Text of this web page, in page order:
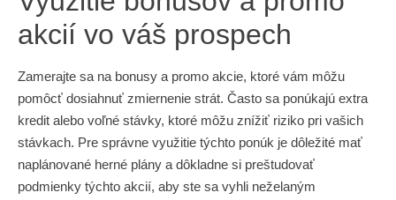
akcií vo váš prospech
Zamerajte sa na bonusy a promo akcie, ktoré vám môžu
pomôcť dosiahnuť zmiernenie strát. Často sa ponúkajú extra
kredit alebo voľné stávky, ktoré môžu znížiť riziko pri vašich
stávkach. Pre správne využitie týchto ponúk je dôležité mať
naplánované herné plány a dôkladne si preštudovať
podmienky týchto akcií, aby ste sa vyhli neželaným